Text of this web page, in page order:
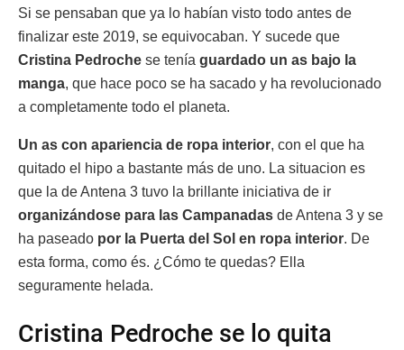
Si se pensaban que ya lo habían visto todo antes de
finalizar este 2019, se equivocaban. Y sucede que
Cristina Pedroche se tenía guardado un as bajo la
manga, que hace poco se ha sacado y ha revolucionado
a completamente todo el planeta.
Un as con apariencia de ropa interior, con el que ha
quitado el hipo a bastante más de uno. La situacion es
que la de Antena 3 tuvo la brillante iniciativa de ir
organizándose para las Campanadas de Antena 3 y se
ha paseado por la Puerta del Sol en ropa interior. De
esta forma, como és. ¿Cómo te quedas? Ella
seguramente helada.
Cristina Pedroche se lo quita